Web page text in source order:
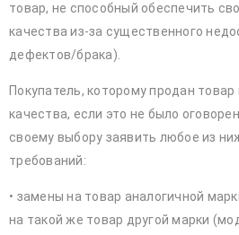
товар, не способный обеспечить
качества из-за существенного
дефектов/брака).
Покупатель, которому продан
качества, если это не было
своему выбору заявить любое из
требований:
• замены на товар аналогичной
на такой же товар другой марки